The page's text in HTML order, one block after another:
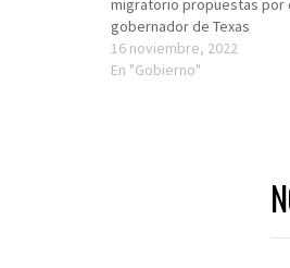
migratorio propuestas por
gobernador de Texas
16 noviembre, 2022
En "Gobierno"